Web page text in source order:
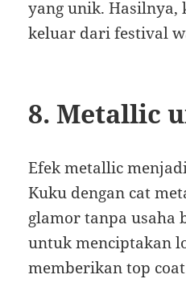
yang unik. Hasilnya,
keluar dari festival
8. Metallic
Efek metallic
Kuku dengan cat
glamor tanpa usaha
untuk menciptakan
memberikan top